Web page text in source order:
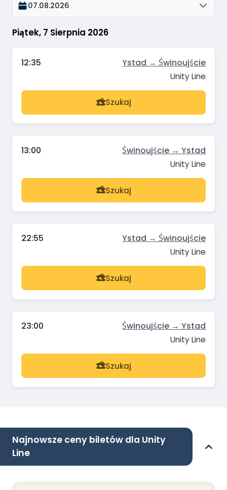
Piątek, 7 Sierpnia 2026
07.08.2026
12:35 Ystad → Świnoujście
Unity Line
Szukaj
13:00 Świnoujście → Ystad
Unity Line
Szukaj
22:55 Ystad → Świnoujście
Unity Line
Szukaj
23:00 Świnoujście → Ystad
Unity Line
Szukaj
Najnowsze ceny biletów dla Unity
Line